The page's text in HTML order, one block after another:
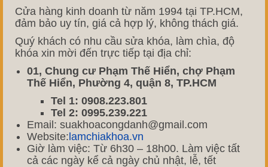
Cửa hàng kinh doanh từ năm 1994 tại TP.HCM,
đảm bảo uy tín, giá cả hợp lý, không thách giá.
Quý khách có nhu cầu sửa khóa, làm chìa, độ
khóa xin mời đến trực tiếp tại địa chỉ:
01, Chung cư Phạm Thế Hiển, chợ Phạm
Thế Hiển, Phường 4, quận 8, TP.HCM
Tel 1: 0908.223.801
Tel 2: 0995.239.221
Email: suakhoacongdanh@gmail.com
Website:lamchiakhoa.vn
Giờ làm việc: Từ 6h30 – 18h00. Làm việc tất
cả các ngày kể cả ngày chủ nhật, lễ, tết